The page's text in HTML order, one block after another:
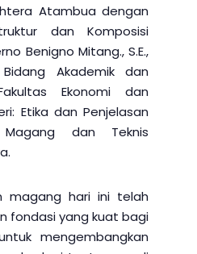
Atambua dengan
dan Komposisi
Benigno Mitang., S.E.,
Akademik dan
Ekonomi dan
Etika dan Penjelasan
dan Teknis
magang hari ini telah
fondasi yang kuat bagi
mengembangkan